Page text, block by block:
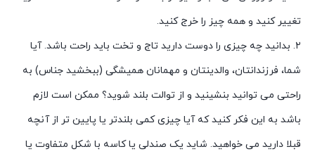
تغییر کنید و همه چیز را خرج کنید.
۲. بدانید چه چیزی را دوست دارید تاج و تخت باید راحت باشد. آیا
شما، فرزندانتان، والدینتان و مهمانان همیشگی (ببخشید جناس) به
راحتی می توانید بنشینید و از توالت بلند شوید؟ ممکن است لازم
باشد به این فکر کنید که آیا چیزی کمی بلندتر یا پایین تر از آنچه
قبلا دارید می خواهید. شاید یک صندلی یا کاسه با شکل متفاوت یا